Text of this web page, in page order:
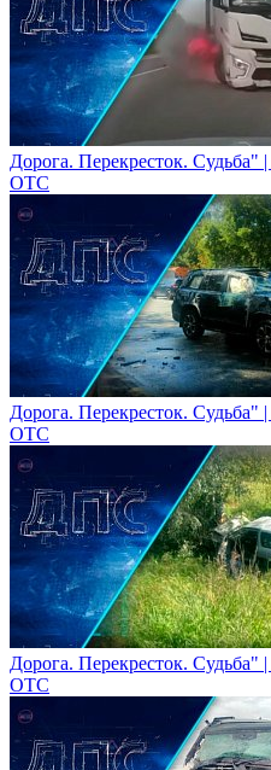
Дорога. Перекресток. Судьба"
ОТС
Дорога. Перекресток. Судьба"
ОТС
Дорога. Перекресток. Судьба"
ОТС